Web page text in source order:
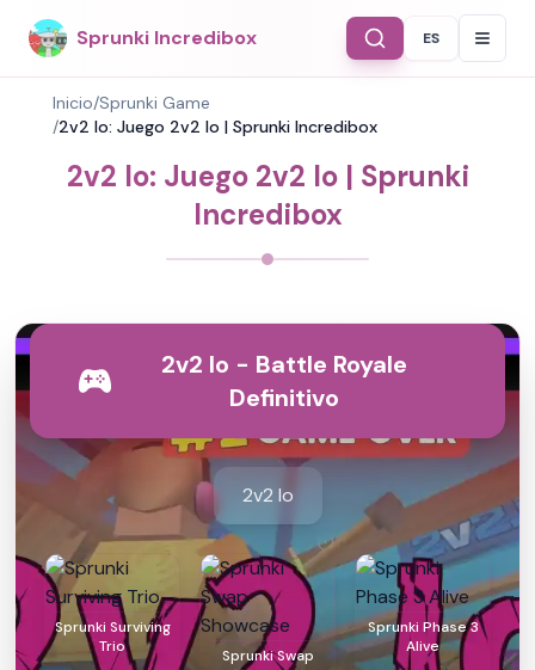
Sprunki Incredibox Select
ES
Inicio/Sprunki Game
/2v2 Io: Juego 2v2 Io | Sprunki Incredibox
2v2 Io: Juego 2v2 Io | Sprunki
Incredibox
2v2 Io - Battle Royale
Definitivo
2v2 Io
Sprunki Surviving
Trio
Sprunki Swap
Sprunki Phase 3
Alive